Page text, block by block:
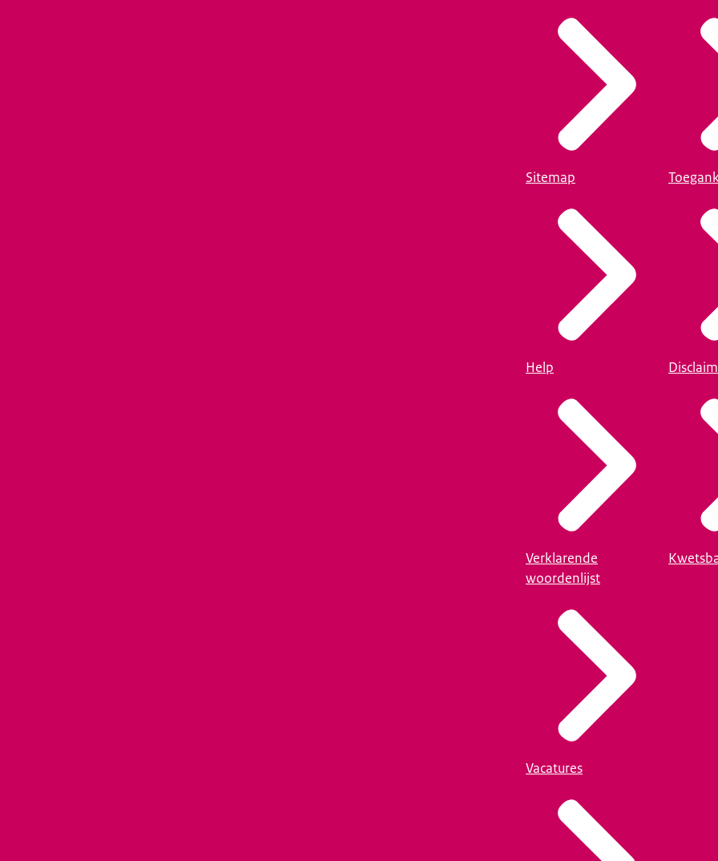
Sitemap
Help
Verklarende
woordenlijst
Vacatures